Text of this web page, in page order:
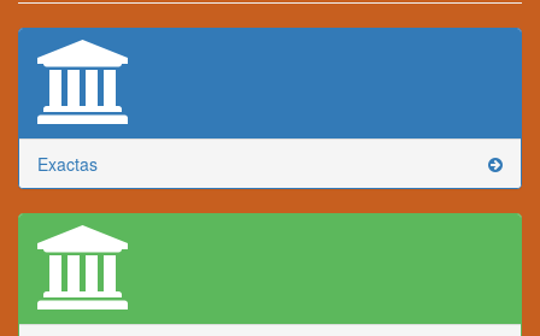
Exactas